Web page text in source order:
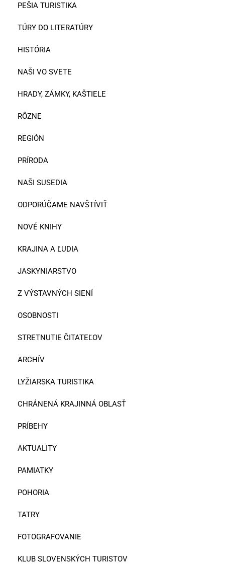
PEŠIA TURISTIKA
TÚRY DO LITERATÚRY
HISTÓRIA
NAŠI VO SVETE
HRADY, ZÁMKY, KAŠTIELE
RÔZNE
REGIÓN
PRÍRODA
NAŠI SUSEDIA
ODPORÚČAME NAVŠTÍVIŤ
NOVÉ KNIHY
KRAJINA A ĽUDIA
JASKYNIARSTVO
Z VÝSTAVNÝCH SIENÍ
OSOBNOSTI
STRETNUTIE ČITATEĽOV
ARCHÍV
LYŽIARSKA TURISTIKA
CHRÁNENÁ KRAJINNÁ OBLASŤ
PRÍBEHY
AKTUALITY
PAMIATKY
POHORIA
TATRY
FOTOGRAFOVANIE
KLUB SLOVENSKÝCH TURISTOV